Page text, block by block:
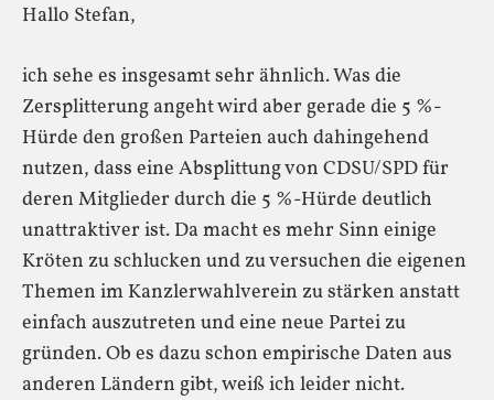
Hallo Stefan,
ich sehe es insgesamt sehr ähnlich. Was die
Zersplitterung angeht wird aber gerade die 5 %-
Hürde den großen Parteien auch dahingehend
nutzen, dass eine Absplittung von CDSU/SPD für
deren Mitglieder durch die 5 %-Hürde deutlich
unattraktiver ist. Da macht es mehr Sinn einige
Kröten zu schlucken und zu versuchen die eigenen
Themen im Kanzlerwahlverein zu stärken anstatt
einfach auszutreten und eine neue Partei zu
gründen. Ob es dazu schon empirische Daten aus
anderen Ländern gibt, weiß ich leider nicht.